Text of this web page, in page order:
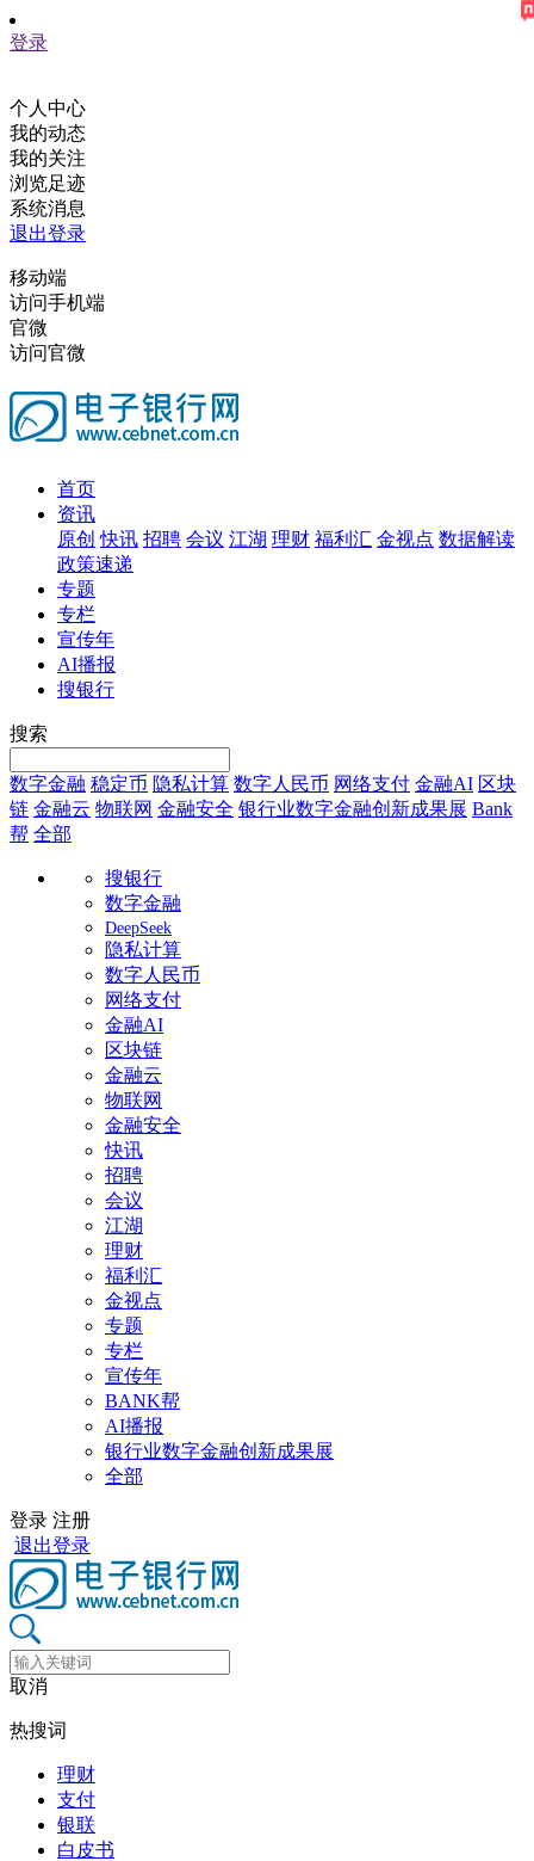
登录
个人中心
我的动态
我的关注
浏览足迹
系统消息
退出登录
移动端
访问手机端
官微
访问官微
首页
资讯
原创 快讯 招聘 会议 江湖 理财 福利汇 金视点 数据解读
政策速递
专题
专栏
宣传年
AI播报
搜银行
搜索
数字金融 稳定币 隐私计算 数字人民币 网络支付 金融AI 区块
链 金融云 物联网 金融安全 银行业数字金融创新成果展 Bank
帮 全部
搜银行
数字金融
DeepSeek
隐私计算
数字人民币
网络支付
金融AI
区块链
金融云
物联网
金融安全
快讯
招聘
会议
江湖
理财
福利汇
金视点
专题
专栏
宣传年
BANK帮
AI播报
银行业数字金融创新成果展
全部
登录 注册
退出登录
取消
热搜词
理财
支付
银联
白皮书